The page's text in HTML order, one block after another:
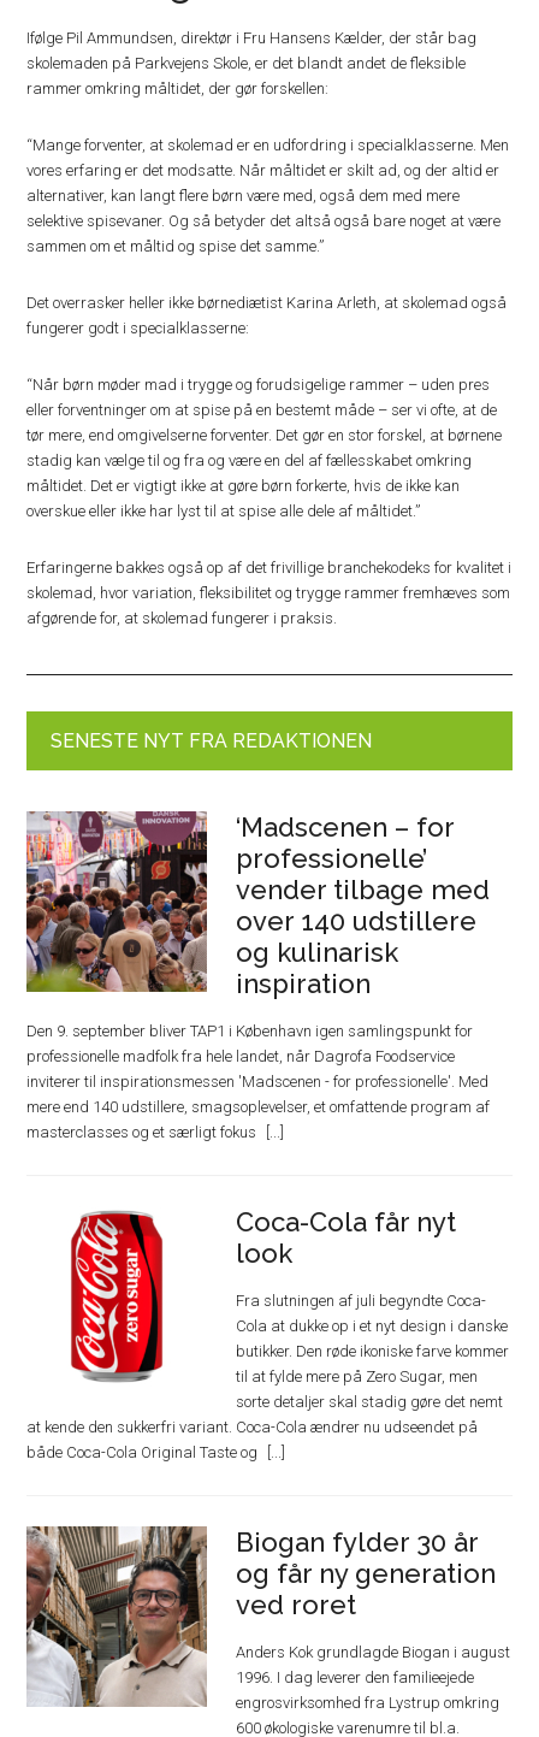
Ifølge Pil Ammundsen, direktør i Fru Hansens Kælder, der står bag
skolemaden på Parkvejens Skole, er det blandt andet de fleksible
rammer omkring måltidet, der gør forskellen:
“Mange forventer, at skolemad er en udfordring i specialklasserne. Men
vores erfaring er det modsatte. Når måltidet er skilt ad, og der altid er
alternativer, kan langt flere børn være med, også dem med mere
selektive spisevaner. Og så betyder det altså også bare noget at være
sammen om et måltid og spise det samme.”
Det overrasker heller ikke børnediætist Karina Arleth, at skolemad også
fungerer godt i specialklasserne:
“Når børn møder mad i trygge og forudsigelige rammer – uden pres
eller forventninger om at spise på en bestemt måde – ser vi ofte, at de
tør mere, end omgivelserne forventer. Det gør en stor forskel, at børnene
stadig kan vælge til og fra og være en del af fællesskabet omkring
måltidet. Det er vigtigt ikke at gøre børn forkerte, hvis de ikke kan
overskue eller ikke har lyst til at spise alle dele af måltidet.”
Erfaringerne bakkes også op af det frivillige branchekodeks for kvalitet i
skolemad, hvor variation, fleksibilitet og trygge rammer fremhæves som
afgørende for, at skolemad fungerer i praksis.
SENESTE NYT FRA REDAKTIONEN
‘Madscenen – for
professionelle’
vender tilbage med
over 140 udstillere
og kulinarisk
inspiration
Den 9. september bliver TAP1 i København igen samlingspunkt for
professionelle madfolk fra hele landet, når Dagrofa Foodservice
inviterer til inspirationsmessen 'Madscenen - for professionelle'. Med
mere end 140 udstillere, smagsoplevelser, et omfattende program af
masterclasses og et særligt fokus
Coca-Cola får nyt
look
Fra slutningen af juli begyndte Coca-
Cola at dukke op i et nyt design i danske
butikker. Den røde ikoniske farve kommer
til at fylde mere på Zero Sugar, men
sorte detaljer skal stadig gøre det nemt
at kende den sukkerfri variant. Coca-Cola ændrer nu udseendet på
både Coca-Cola Original Taste og
Biogan fylder 30 år
og får ny generation
ved roret
Anders Kok grundlagde Biogan i august
1996. I dag leverer den familieejede
engrosvirksomhed fra Lystrup omkring
600 økologiske varenumre til bl.a.